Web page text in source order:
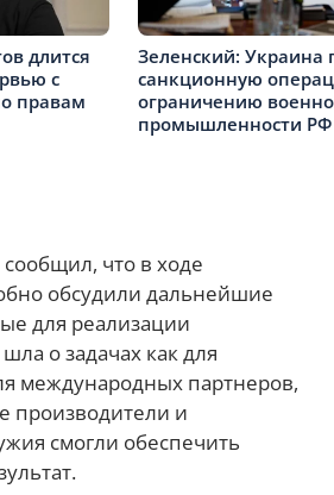
длится
с
правам
Зеленский: Украина
санкционную
ограничению
промышленности РФ
что в ходе
обсудили дальнейшие
для реализации
о задачах как для
международных партнеров,
производители и
смогли обеспечить